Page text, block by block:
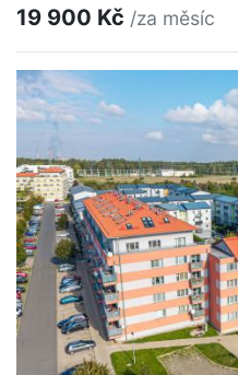
19 900 Kč /za měsíc